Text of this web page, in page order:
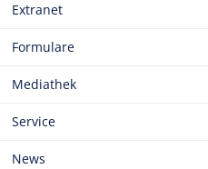
Extranet
Formulare
Mediathek
Service
News